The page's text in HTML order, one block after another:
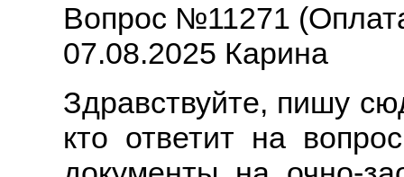
Вопрос №11271
07.08.2025 Карина
Здравствуйте, пишу
кто ответит на